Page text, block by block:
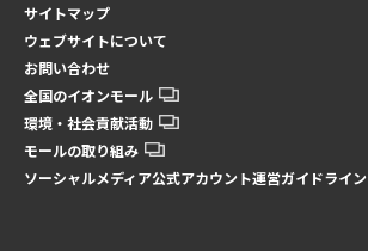
サイトマップ
ウェブサイトについて
お問い合わせ
全国のイオンモール
環境・社会貢献活動
モールの取り組み
ソーシャルメディア公式アカウント運営ガイドライン